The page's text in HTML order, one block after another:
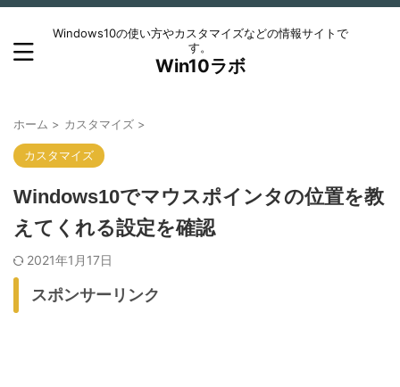
Windows10の使い方やカスタマイズなどの情報サイトで
す。
Win10ラボ
ホーム > カスタマイズ >
カスタマイズ
Windows10でマウスポインタの位置を教
えてくれる設定を確認
2021年1月17日
スポンサーリンク